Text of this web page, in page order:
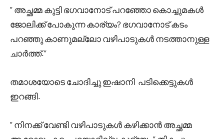
” അച്ഛമ്മ കുട്ടി ഭഗവാനോട് പറഞ്ഞോ കൊച്ചുമകൾ
ജോലിക്ക് പോകുന്ന കാര്യം? ഭഗവാനോട് കടം
പറഞ്ഞു കാണുമല്ലോ വഴിപാടുകൾ നടത്താനുള്ള
ചാർത്ത്.”
തമാശയോടെ ചോദിച്ചു ഇഷാനി പടിക്കെട്ടുകൾ
ഇറങ്ങി.
” നിനക്ക് വേണ്ടി വഴിപാടുകൾ കഴിക്കാൻ അച്ഛമ്മ